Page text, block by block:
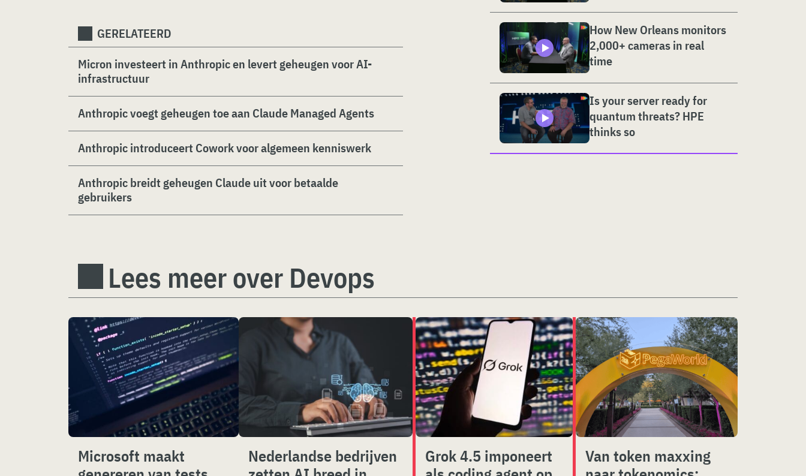
GERELATEERD
Micron investeert in Anthropic en levert geheugen voor AI-
infrastructuur
Anthropic voegt geheugen toe aan Claude Managed Agents
Anthropic introduceert Cowork voor algemeen kenniswerk
Anthropic breidt geheugen Claude uit voor betaalde
gebruikers
How New Orleans monitors
2,000+ cameras in real
time
Is your server ready for
quantum threats? HPE
thinks so
Lees meer over Devops
Microsoft maakt
Nederlandse bedrijven
Grok 4.5 imponeert
Van token maxxing